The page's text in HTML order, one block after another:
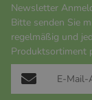
Newsletter
Bitte senden Sie
regelmäßig und
Produktsortiment